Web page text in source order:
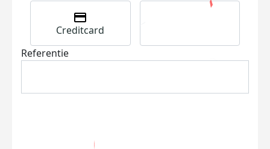
Creditcard
Referentie